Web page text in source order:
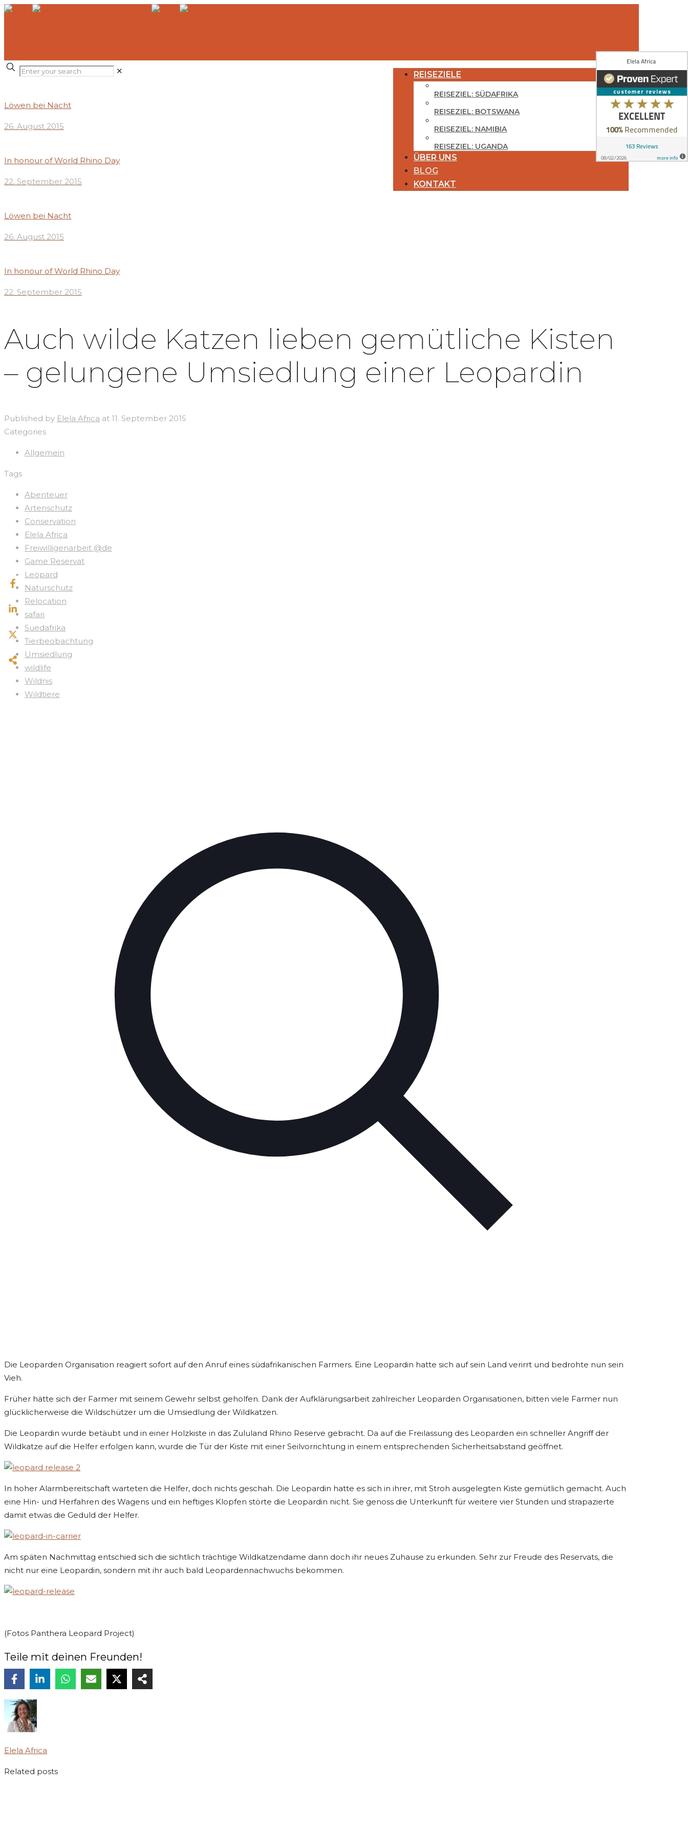
REISEZIELE
REISEZIEL: SÜDAFRIKA
REISEZIEL: BOTSWANA
REISEZIEL: NAMIBIA
REISEZIEL: UGANDA
ÜBER UNS
BLOG
KONTAKT
✕
Löwen bei Nacht
26. August 2015
In honour of World Rhino Day
22. September 2015
Löwen bei Nacht
26. August 2015
In honour of World Rhino Day
22. September 2015
Auch wilde Katzen lieben gemütliche Kisten
– gelungene Umsiedlung einer Leopardin
Published by Elela Africa at 11. September 2015
Categories
Allgemein
Tags
Abenteuer
Artenschutz
Conservation
Elela Africa
Freiwilligenarbeit @de
Game Reservat
Leopard
Naturschutz
Relocation
safari
Suedafrika
Tierbeobachtung
Umsiedlung
wildlife
Wildnis
Wildtiere
Die Leoparden Organisation reagiert sofort auf den Anruf eines südafrikanischen Farmers. Eine Leopardin hatte sich auf sein Land verirrt und bedrohte nun sein
Vieh.
Früher hätte sich der Farmer mit seinem Gewehr selbst geholfen. Dank der Aufklärungsarbeit zahlreicher Leoparden Organisationen, bitten viele Farmer nun
glücklicherweise die Wildschützer um die Umsiedlung der Wildkatzen.
Die Leopardin wurde betäubt und in einer Holzkiste in das Zululand Rhino Reserve gebracht. Da auf die Freilassung des Leoparden ein schneller Angriff der
Wildkatze auf die Helfer erfolgen kann, wurde die Tür der Kiste mit einer Seilvorrichtung in einem entsprechenden Sicherheitsabstand geöffnet.
In hoher Alarmbereitschaft warteten die Helfer, doch nichts geschah. Die Leopardin hatte es sich in ihrer, mit Stroh ausgelegten Kiste gemütlich gemacht. Auch
eine Hin- und Herfahren des Wagens und ein heftiges Klopfen störte die Leopardin nicht. Sie genoss die Unterkunft für weitere vier Stunden und strapazierte
damit etwas die Geduld der Helfer.
Am späten Nachmittag entschied sich die sichtlich trächtige Wildkatzendame dann doch ihr neues Zuhause zu erkunden. Sehr zur Freude des Reservats, die
nicht nur eine Leopardin, sondern mit ihr auch bald Leopardennachwuchs bekommen.
(Fotos Panthera Leopard Project)
Teile mit deinen Freunden!
Elela Africa
Related posts